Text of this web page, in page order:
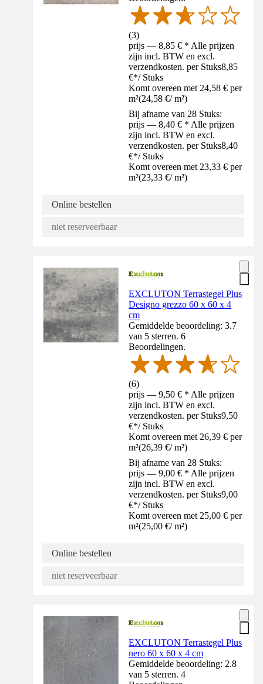
(3)
prijs — 8,85 € * Alle prijzen
zijn incl. BTW en excl.
verzendkosten. per Stuks8,85
€*/ Stuks
Komt overeen met 24,58 € per
m²(24,58 €/ m²)
Bij afname van 28 Stuks:
prijs — 8,40 € * Alle prijzen
zijn incl. BTW en excl.
verzendkosten. per Stuks8,40
€*/ Stuks
Komt overeen met 23,33 € per
m²(23,33 €/ m²)
Online bestellen
niet reserveerbaar
EXCLUTON Terrastegel Plus
Designo grezzo 60 x 60 x 4
cm
Gemiddelde beoordeling: 3.7
van 5 sterren. 6
Beoordelingen.
(6)
prijs — 9,50 € * Alle prijzen
zijn incl. BTW en excl.
verzendkosten. per Stuks9,50
€*/ Stuks
Komt overeen met 26,39 € per
m²(26,39 €/ m²)
Bij afname van 28 Stuks:
prijs — 9,00 € * Alle prijzen
zijn incl. BTW en excl.
verzendkosten. per Stuks9,00
€*/ Stuks
Komt overeen met 25,00 € per
m²(25,00 €/ m²)
Online bestellen
niet reserveerbaar
EXCLUTON Terrastegel Plus
nero 60 x 60 x 4 cm
Gemiddelde beoordeling: 2.8
van 5 sterren. 4